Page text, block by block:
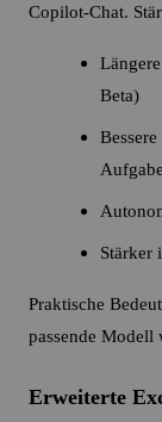
Copilot-Chat.
Beta)
Stärker
Praktische
passende Modell
Erweiterte